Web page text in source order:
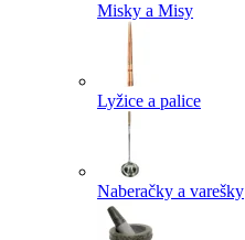
Misky a Misy
Lyžice a palice
Naberačky a varešky